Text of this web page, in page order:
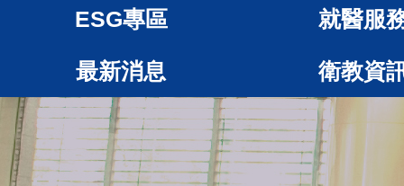
ESG專區 就醫服
最新消息 衛教資